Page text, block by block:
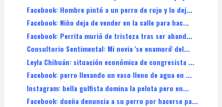
Facebook: Hombre pintó a un perro de rojo y lo dej...
Facebook: Niño deja de vender en la calle para hac...
Facebook: Perrita murió de tristeza tras ser aband...
Consultorio Sentimental: Mi novia 'se enamoró' del...
Leyla Chihuán: situación económica de congresista ...
Facebook: perro llevando un vaso lleno de agua en ...
Instagram: bella golfista domina la pelota pero en...
Facebook: dueña denuncia a su perro por hacerse pa...